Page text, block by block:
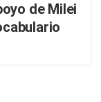
de Milei